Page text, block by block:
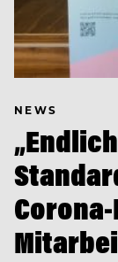
NEWS